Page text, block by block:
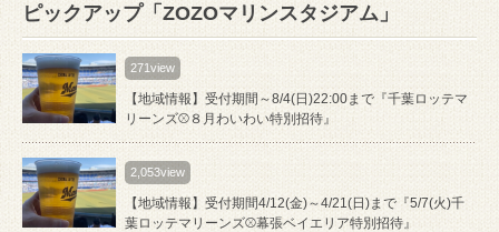
ピックアップ「ZOZOマリンスタジアム」
271view
【地域情報】受付期間～8/4(日)22:00まで『千葉ロッテマ
リーンズ⚾８月わいわい特別招待』
2,053view
【地域情報】受付期間4/12(金)～4/21(日)まで『5/7(火)千
葉ロッテマリーンズ⚾幕張ベイエリア特別招待』